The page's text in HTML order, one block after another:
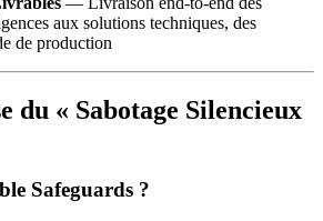
aux solutions techniques, des
de production
du « Sabotage Silencieux
Safeguards ?